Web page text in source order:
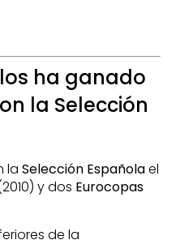
ha ganado
la Selección
la Selección Españolael
y dos Eurocopas
de la